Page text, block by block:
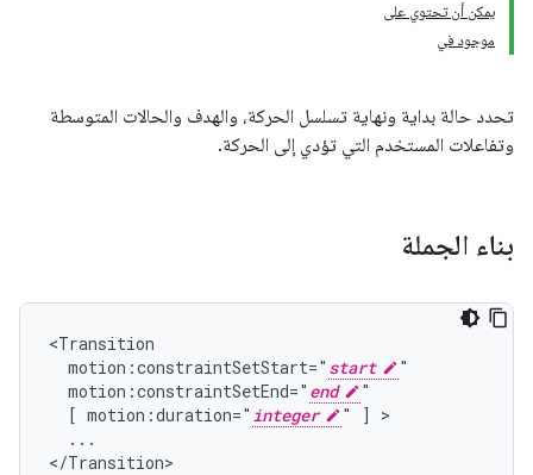
يمكن أن تحتوي على
موجود في
تحدد حالة بداية ونهاية تسلسل الحركة، والهدف والحالات المتوسطة
وتفاعلات المستخدم التي تؤدي إلى الحركة.
بناء الجملة
motion:constraintSetStart=" start
motion:constraintSetEnd=" end
[ motion:duration=" integer " ]
...
</Transition>